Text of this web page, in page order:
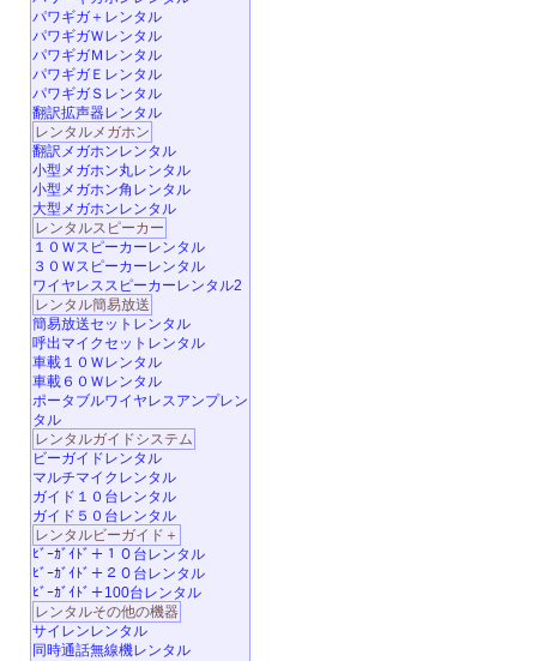
パワギガ＋レンタル
パワギガＷレンタル
パワギガＭレンタル
パワギガＥレンタル
パワギガＳレンタル
翻訳拡声器レンタル
レンタルメガホン
翻訳メガホンレンタル
小型メガホン丸レンタル
小型メガホン角レンタル
大型メガホンレンタル
レンタルスピーカー
１０Ｗスピーカーレンタル
３０Ｗスピーカーレンタル
ワイヤレススピーカーレンタル2
レンタル簡易放送
簡易放送セットレンタル
呼出マイクセットレンタル
車載１０Ｗレンタル
車載６０Ｗレンタル
ポータブルワイヤレスアンプレン
タル
レンタルガイドシステム
ビーガイドレンタル
マルチマイクレンタル
ガイド１０台レンタル
ガイド５０台レンタル
レンタルビーガイド＋
ﾋﾞｰｶﾞｲﾄﾞ＋１０台レンタル
ﾋﾞｰｶﾞｲﾄﾞ＋２０台レンタル
ﾋﾞｰｶﾞｲﾄﾞ＋100台レンタル
レンタルその他の機器
サイレンレンタル
同時通話無線機レンタル